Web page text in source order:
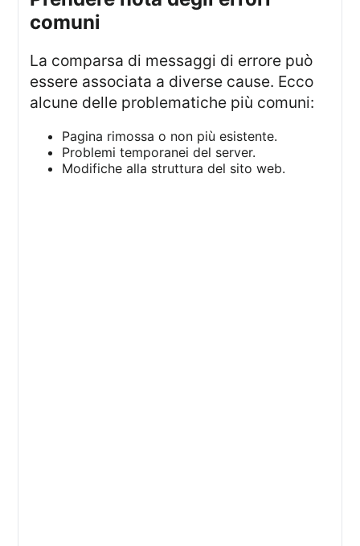
comuni
La comparsa di messaggi di errore può
essere associata a diverse cause. Ecco
alcune delle problematiche più comuni:
Pagina rimossa o non più esistente.
Problemi temporanei del server.
Modifiche alla struttura del sito web.